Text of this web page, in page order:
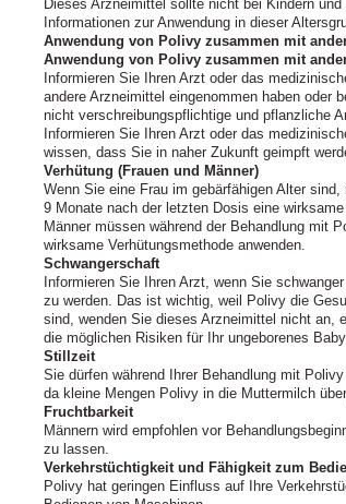
Dieses Arzneimittel sollte nicht bei Kindern
Informationen zur Anwendung in dieser
Anwendung von Polivy zusammen mit
Anwendung von Polivy zusammen mit
Informieren Sie Ihren Arzt oder das
andere Arzneimittel eingenommen haben oder
nicht verschreibungspflichtige und pflanzliche
Informieren Sie Ihren Arzt oder das
wissen, dass Sie in naher Zukunft geimpft
Verhütung (Frauen und Männer)
Wenn Sie eine Frau im gebärfähigen Alter
9 Monate nach der letzten Dosis eine wirksame
Männer müssen während der Behandlung mit
wirksame Verhütungsmethode anwenden.
Schwangerschaft
Informieren Sie Ihren Arzt, wenn Sie
zu werden. Das ist wichtig, weil Polivy die
sind, wenden Sie dieses Arzneimittel nicht an,
die möglichen Risiken für Ihr ungeborenes Baby
Stillzeit
Sie dürfen während Ihrer Behandlung mit
da kleine Mengen Polivy in die Muttermilch
Fruchtbarkeit
Männern wird empfohlen vor
zu lassen.
Verkehrstüchtigkeit und Fähigkeit zum
Polivy hat geringen Einfluss auf Ihre